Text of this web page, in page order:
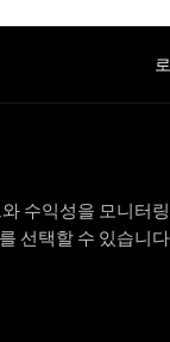
수익성을 모니터
선택할 수 있습니